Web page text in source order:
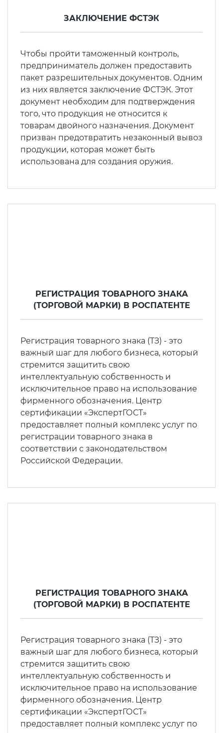
ЗАКЛЮЧЕНИЕ ФСТЭК
Чтобы пройти таможенный контроль,
предприниматель должен предоставить
пакет разрешительных документов. Одним
из них является заключение ФСТЭК. Этот
документ необходим для подтверждения
того, что продукция не относится к
товарам двойного назначения. Документ
призван предотвратить незаконный вывоз
продукции, которая может быть
использована для создания оружия.
РЕГИСТРАЦИЯ ТОВАРНОГО ЗНАКА
(ТОРГОВОЙ МАРКИ) В РОСПАТЕНТЕ
Регистрация товарного знака (ТЗ) - это
важный шаг для любого бизнеса, который
стремится защитить свою
интеллектуальную собственность и
исключительное право на использование
фирменного обозначения. Центр
сертификации «ЭкспертГОСТ»
предоставляет полный комплекс услуг по
регистрации товарного знака в
соответствии с законодательством
Российской Федерации.
РЕГИСТРАЦИЯ ТОВАРНОГО ЗНАКА
(ТОРГОВОЙ МАРКИ) В РОСПАТЕНТЕ
Регистрация товарного знака (ТЗ) - это
важный шаг для любого бизнеса, который
стремится защитить свою
интеллектуальную собственность и
исключительное право на использование
фирменного обозначения. Центр
сертификации «ЭкспертГОСТ»
предоставляет полный комплекс услуг по